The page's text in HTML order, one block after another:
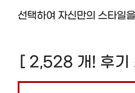
선택하여 자신만의 스타일
[ 2,528 개! 후기